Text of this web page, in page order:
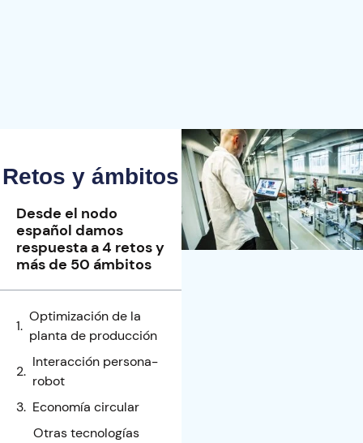
Retos y ámbitos
Desde el nodo
español damos
respuesta a 4 retos y
más de 50 ámbitos
Optimización de la
planta de producción
Interacción persona-
robot
Economía circular
Otras tecnologías